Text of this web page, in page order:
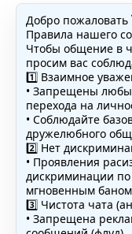
Добро пожаловать
Правила нашего
Чтобы общение в
просим вас
1️⃣ Взаимное
• Запрещены
перехода на
• Соблюдайте
дружелюбного
2️⃣ Нет
• Проявления
дискриминации
мгновенным
3️⃣ Чистота чата
• Запрещена